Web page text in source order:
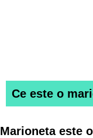
Ce este o
Marioneta este